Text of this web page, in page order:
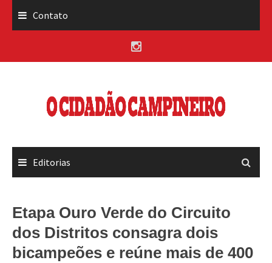
Contato
Editorias
Etapa Ouro Verde do Circuito
dos Distritos consagra dois
bicampeões e reúne mais de 400